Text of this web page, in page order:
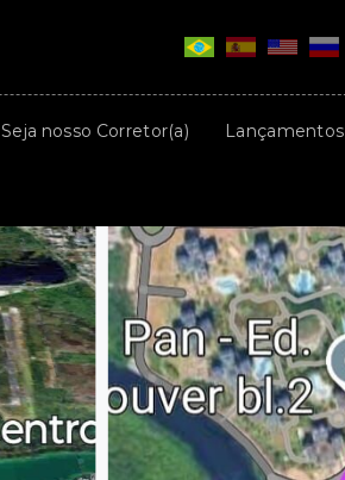
Seja nosso Corretor(a) Lançamentos